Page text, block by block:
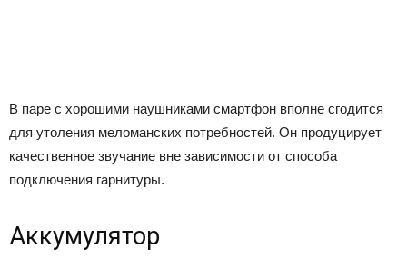
В паре с хорошими наушниками смартфон вполне сгодится
для утоления меломанских потребностей. Он продуцирует
качественное звучание вне зависимости от способа
подключения гарнитуры.
Аккумулятор